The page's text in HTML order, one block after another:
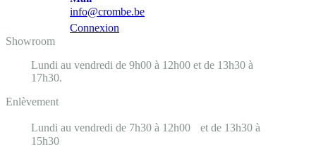
info@crombe.be
Connexion
Showroom
Lundi au vendredi de 9h00 à 12h00 et de 13h30 à
17h30.
Enlèvement
Lundi au vendredi de 7h30 à 12h00 et de 13h30 à
15h30